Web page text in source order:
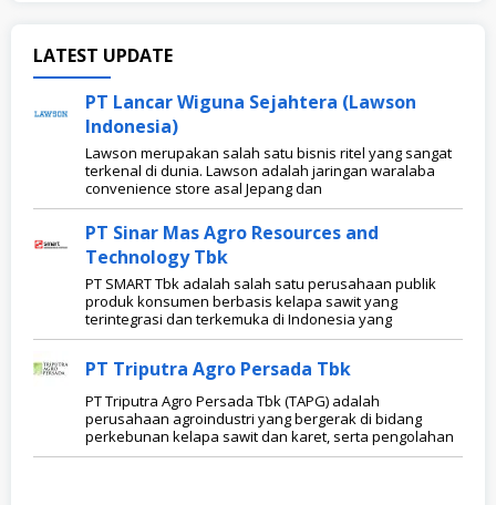
DISNAKERJA.COM
LATEST UPDATE
PT Lancar Wiguna Sejahtera (Lawson
Indonesia)
Lawson merupakan salah satu bisnis ritel yang sangat
terkenal di dunia. Lawson adalah jaringan waralaba
convenience store asal Jepang dan
PT Sinar Mas Agro Resources and
Technology Tbk
PT SMART Tbk adalah salah satu perusahaan publik
produk konsumen berbasis kelapa sawit yang
terintegrasi dan terkemuka di Indonesia yang
PT Triputra Agro Persada Tbk
PT Triputra Agro Persada Tbk (TAPG) adalah
perusahaan agroindustri yang bergerak di bidang
perkebunan kelapa sawit dan karet, serta pengolahan